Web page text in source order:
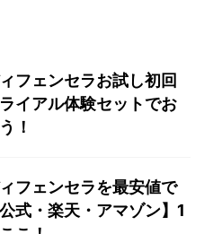
フェンセラお試し初回
イアル体験セットでお
！
フェンセラを最安値で
式・楽天・アマゾン】1